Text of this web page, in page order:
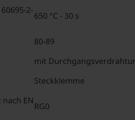
2-
650 °C - 30 s
80-89
mit
Steckklemme
EN
RG0